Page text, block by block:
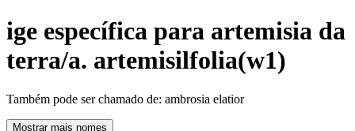
ige específica para artemisia da
terra/a. artemisilfolia(w1)
Também pode ser chamado de: ambrosia elatior
Mostrar mais nomes